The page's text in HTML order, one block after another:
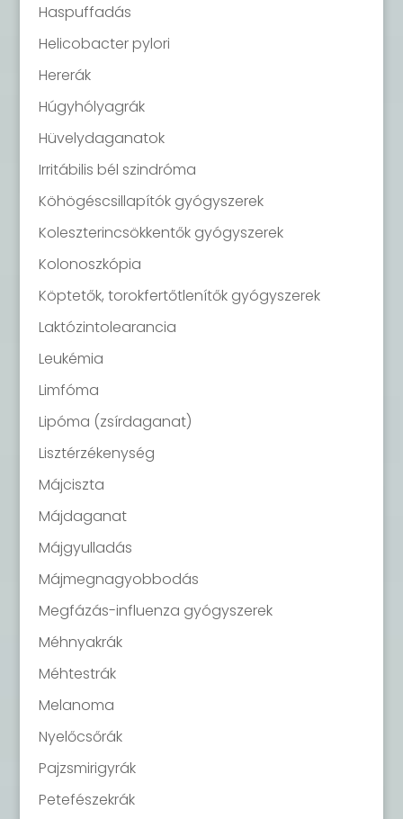
Haspuffadás
Helicobacter pylori
Hererák
Húgyhólyagrák
Hüvelydaganatok
Irritábilis bél szindróma
Köhögéscsillapítók gyógyszerek
Koleszterincsökkentők gyógyszerek
Kolonoszkópia
Köptetők, torokfertőtlenítők gyógyszerek
Laktózintolearancia
Leukémia
Limfóma
Lipóma (zsírdaganat)
Lisztérzékenység
Májciszta
Májdaganat
Májgyulladás
Májmegnagyobbodás
Megfázás-influenza gyógyszerek
Méhnyakrák
Méhtestrák
Melanoma
Nyelőcsőrák
Pajzsmirigyrák
Petefészekrák